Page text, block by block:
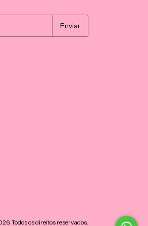
Todos os direitos reservados.